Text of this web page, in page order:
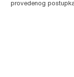
provedenog